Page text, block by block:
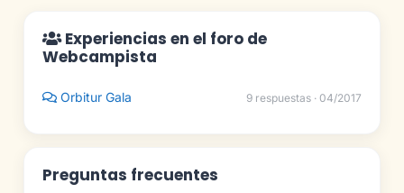
Experiencias en el foro de
Webcampista
Orbitur Gala 9 respuestas · 04/2017
Preguntas frecuentes